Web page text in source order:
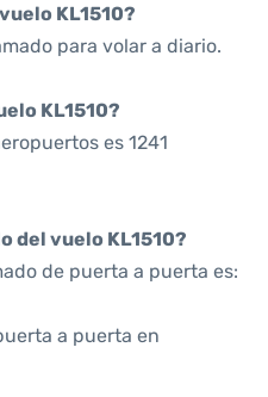
KL1510?
para volar a diario.
KL1510?
es 1241
del vuelo KL1510?
de puerta a puerta es:
a puerta en